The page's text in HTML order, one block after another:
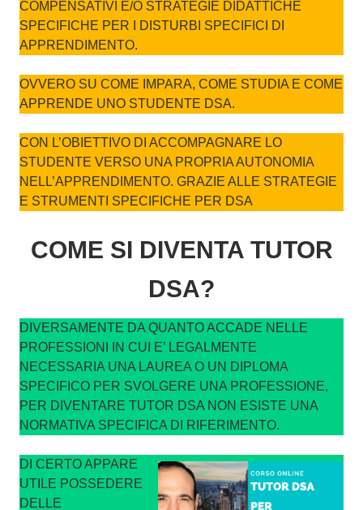
COMPENSATIVI E/O STRATEGIE DIDATTICHE
SPECIFICHE PER I DISTURBI SPECIFICI DI
APPRENDIMENTO.
OVVERO SU COME IMPARA, COME STUDIA E COME
APPRENDE UNO STUDENTE DSA.
CON L’OBIETTIVO DI ACCOMPAGNARE LO
STUDENTE VERSO UNA PROPRIA AUTONOMIA
NELL’APPRENDIMENTO. GRAZIE ALLE STRATEGIE
E STRUMENTI SPECIFICHE PER DSA
COME SI DIVENTA TUTOR
DSA?
DIVERSAMENTE DA QUANTO ACCADE NELLE
PROFESSIONI IN CUI E’ LEGALMENTE
NECESSARIA UNA LAUREA O UN DIPLOMA
SPECIFICO PER SVOLGERE UNA PROFESSIONE,
PER DIVENTARE TUTOR DSA NON ESISTE UNA
NORMATIVA SPECIFICA DI RIFERIMENTO.
DI CERTO APPARE
UTILE POSSEDERE
DELLE